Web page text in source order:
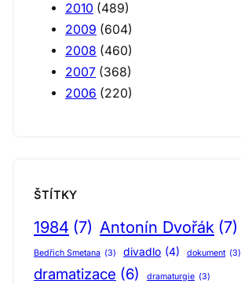
2010 (489)
2009 (604)
2008 (460)
2007 (368)
2006 (220)
ŠTÍTKY
1984 (7) Antonín Dvořák (7)
Bedřich Smetana (3) divadlo (4) dokument (3)
dramatizace (6) dramaturgie (3)